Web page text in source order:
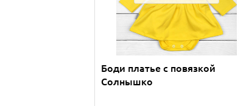
Боди платье с повязкой
Солнышко